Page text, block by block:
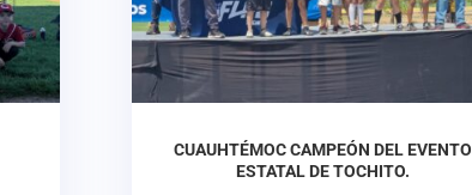
CUAUHTÉMOC CAMPEÓN DEL EVENTO
ESTATAL DE TOCHITO.